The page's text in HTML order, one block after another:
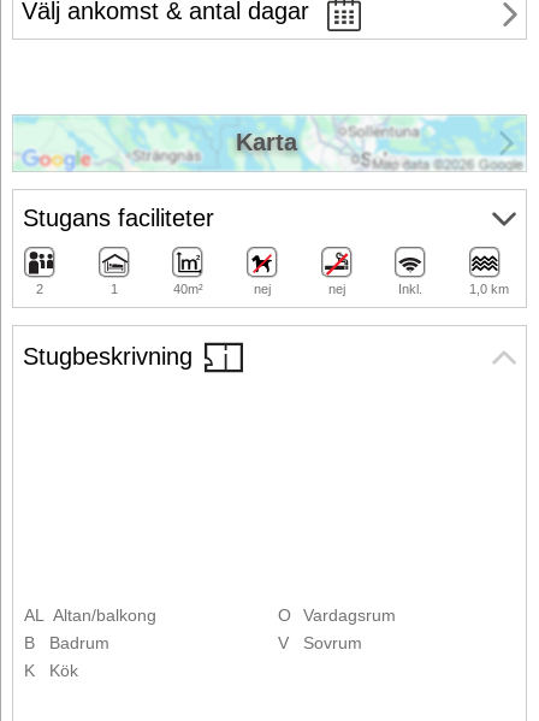
Välj ankomst & antal dagar
Stugbeskrivning
AL Altan/balkong
B
Badrum
K
Kök
O
Vardagsrum
V
Sovrum
Stugans faciliteter
2 1 40m² nej nej Inkl. 1,0 km
Karta